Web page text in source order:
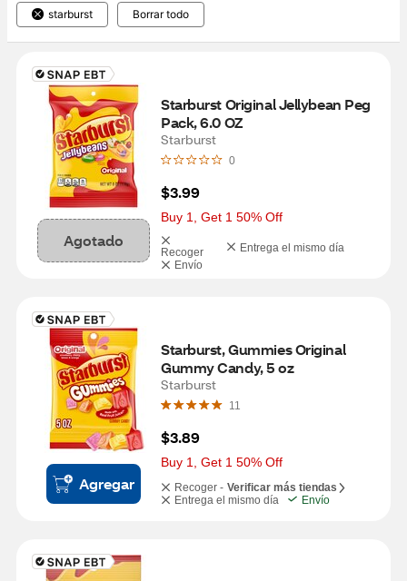
starburst Borrar todo
Agotado
Starburst Original Jellybean Peg
Pack, 6.0 OZ
Starburst
0
$3.99
Buy 1, Get 1 50% Off
Recoger
Entrega el mismo día
Envío
Agregar
Starburst, Gummies Original
Gummy Candy, 5 oz
Starburst
11
$3.89
Buy 1, Get 1 50% Off
Recoger - Verificar más tiendas
Entrega el mismo día
Envío